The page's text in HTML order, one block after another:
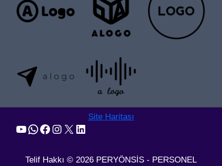
Site Haritası
YouTube WhatsApp Facebook Instagram X LinkedIn
Telif Hakkı © 2026 PERYÖNSİS - PERSONEL